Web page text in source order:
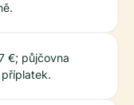
€; půjčovna